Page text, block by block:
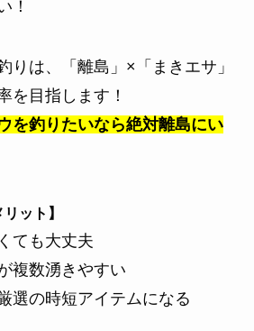
！
りは、「離島」×「まきエサ」
を目指します！
を釣りたいなら絶対離島にい
ット】
ても大丈夫
複数湧きやすい
選の時短アイテムになる